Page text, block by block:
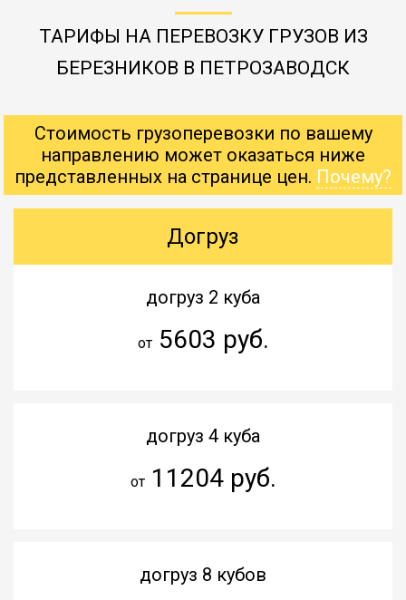
ТАРИФЫ НА ПЕРЕВОЗКУ ГРУЗОВ ИЗ
БЕРЕЗНИКОВ В ПЕТРОЗАВОДСК
Стоимость грузоперевозки по вашему
направлению может оказаться ниже
представленных на странице цен. Почему?
Догруз
догруз 2 куба
от5603 руб.
догруз 4 куба
от11204 руб.
догруз 8 кубов